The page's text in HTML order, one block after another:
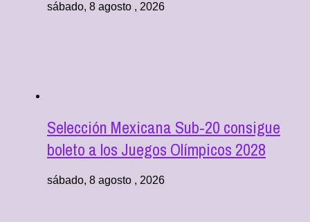
sábado, 8 agosto , 2026
Selección Mexicana Sub-20 consigue
boleto a los Juegos Olímpicos 2028
sábado, 8 agosto , 2026